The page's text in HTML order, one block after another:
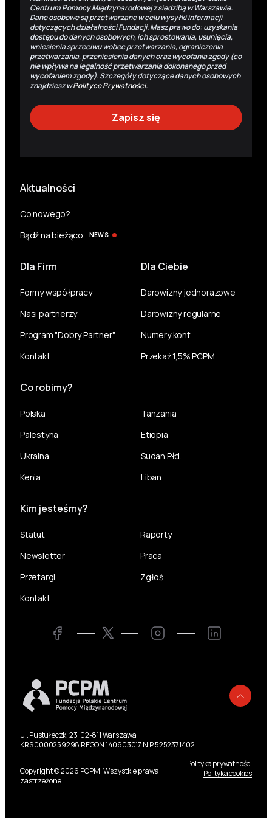
Centrum Pomocy Międzynarodowej z siedzibą w Warszawie.
Dane osobowe są przetwarzane w celu wysyłki informacji
dotyczących działalności Fundacji. Masz prawo do: uzyskania
dostępu do danych osobowych, ich sprostowania, usunięcia,
wniesienia sprzeciwu wobec przetwarzania, ograniczenia
przetwarzania, przeniesienia danych oraz wycofania zgody (co
nie wpływa na legalność przetwarzania dokonanego przed
wycofaniem zgody). Szczegóły dotyczące danych osobowych
znajdziesz wPolityce Prywatności.
Aktualności
Co nowego?
Bądź na bieżąco
NEWS
Dla Firm
Formy współpracy
Nasi partnerzy
Program "Dobry Partner"
Kontakt
Dla Ciebie
Darowizny jednorazowe
Darowizny regularne
Numery kont
Przekaż 1,5% PCPM
Co robimy?
Polska
Palestyna
Ukraina
Kenia
Tanzania
Etiopia
Sudan Płd.
Liban
Kim jesteśmy?
Statut
Raporty
Newsletter
Praca
Przetargi
Zgłoś
Kontakt
Facebook Twitter Instagram LinkedIn
ul. Pustułeczki 23, 02-811 Warszawa
KRS 0000259298 REGON 140603017 NIP 5252371402
Copyright © 2026 PCPM. Wszystkie prawa
zastrzeżone.
Polityka prywatności
Polityka cookies